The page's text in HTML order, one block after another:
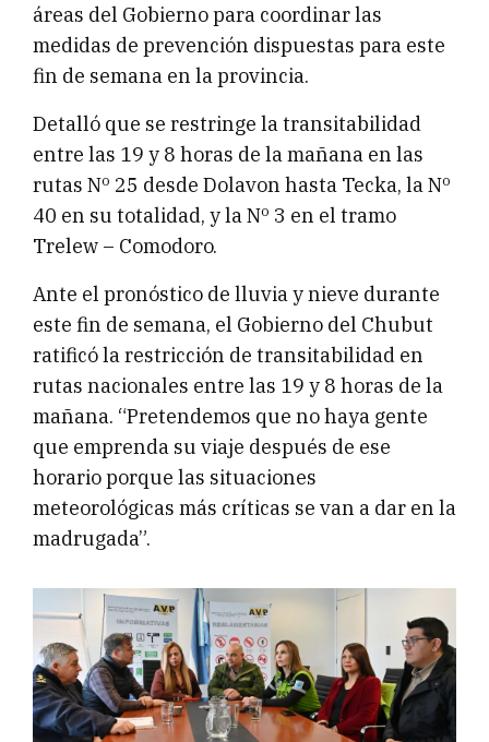
áreas del Gobierno para coordinar las
medidas de prevención dispuestas para este
fin de semana en la provincia.
Detalló que se restringe la transitabilidad
entre las 19 y 8 horas de la mañana en las
rutas Nº 25 desde Dolavon hasta Tecka, la Nº
40 en su totalidad, y la Nº 3 en el tramo
Trelew – Comodoro.
Ante el pronóstico de lluvia y nieve durante
este fin de semana, el Gobierno del Chubut
ratificó la restricción de transitabilidad en
rutas nacionales entre las 19 y 8 horas de la
mañana. “Pretendemos que no haya gente
que emprenda su viaje después de ese
horario porque las situaciones
meteorológicas más críticas se van a dar en la
madrugada”.